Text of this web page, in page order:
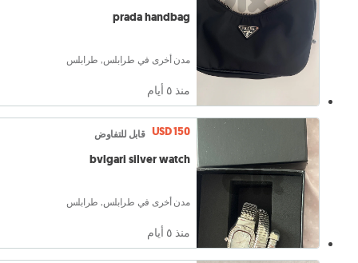
prada handbag
مدن أخرى في طرابلس, طرابلس
منذ ٥ أيام
USD 150 قابل للتفاوض
bvlgari silver watch
مدن أخرى في طرابلس, طرابلس
منذ ٥ أيام